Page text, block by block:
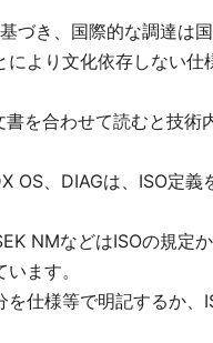
づき、国際的な調達は
により文化依存しない仕
書を合わせて読むと技術
OS、DIAGは、ISO定義
NMなどはISOの規定
ます。
を仕様等で明記するか、